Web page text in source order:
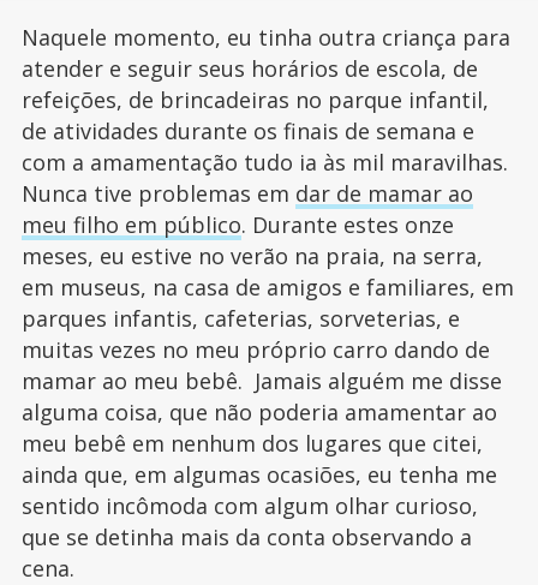
Naquele momento, eu tinha outra criança para
atender e seguir seus horários de escola, de
refeições, de brincadeiras no parque infantil,
de atividades durante os finais de semana e
com a amamentação tudo ia às mil maravilhas.
Nunca tive problemas em dar de mamar ao
meu filho em público. Durante estes onze
meses, eu estive no verão na praia, na serra,
em museus, na casa de amigos e familiares, em
parques infantis, cafeterias, sorveterias, e
muitas vezes no meu próprio carro dando de
mamar ao meu bebê. Jamais alguém me disse
alguma coisa, que não poderia amamentar ao
meu bebê em nenhum dos lugares que citei,
ainda que, em algumas ocasiões, eu tenha me
sentido incômoda com algum olhar curioso,
que se detinha mais da conta observando a
cena.